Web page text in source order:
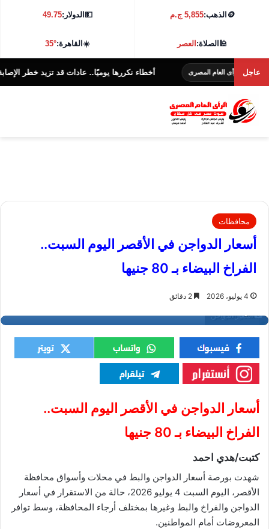
🪙 الذهب:5,855 ج.م 💵الدولار:49.75
🕌الصلاة:العصر ☀️القاهرة:35°
عاجل
الرأى العام المصرى أخطاء نكررها يوميًا.. عادات قد تزيد خطر الإصابة
محافظات
أسعار الدواجن في الأقصر اليوم السبت..
الفراخ البيضاء بـ 80 جنيها
4 يوليو، 2026
أسعار الدواجن
أسعار الدواجن في الأقصر اليوم السبت..
الفراخ البيضاء بـ 80 جنيها
كتبت/هدي احمد
شهدت بورصة أسعار الدواجن والبط في محلات وأسواق محافظة
الأقصر، اليوم السبت 4 يوليو 2026، حالة من الاستقرار في أسعار
الدواجن والفراخ والبط وغيرها بمختلف أرجاء المحافظة، وسط توافر
المعروضات أمام المواطنين.